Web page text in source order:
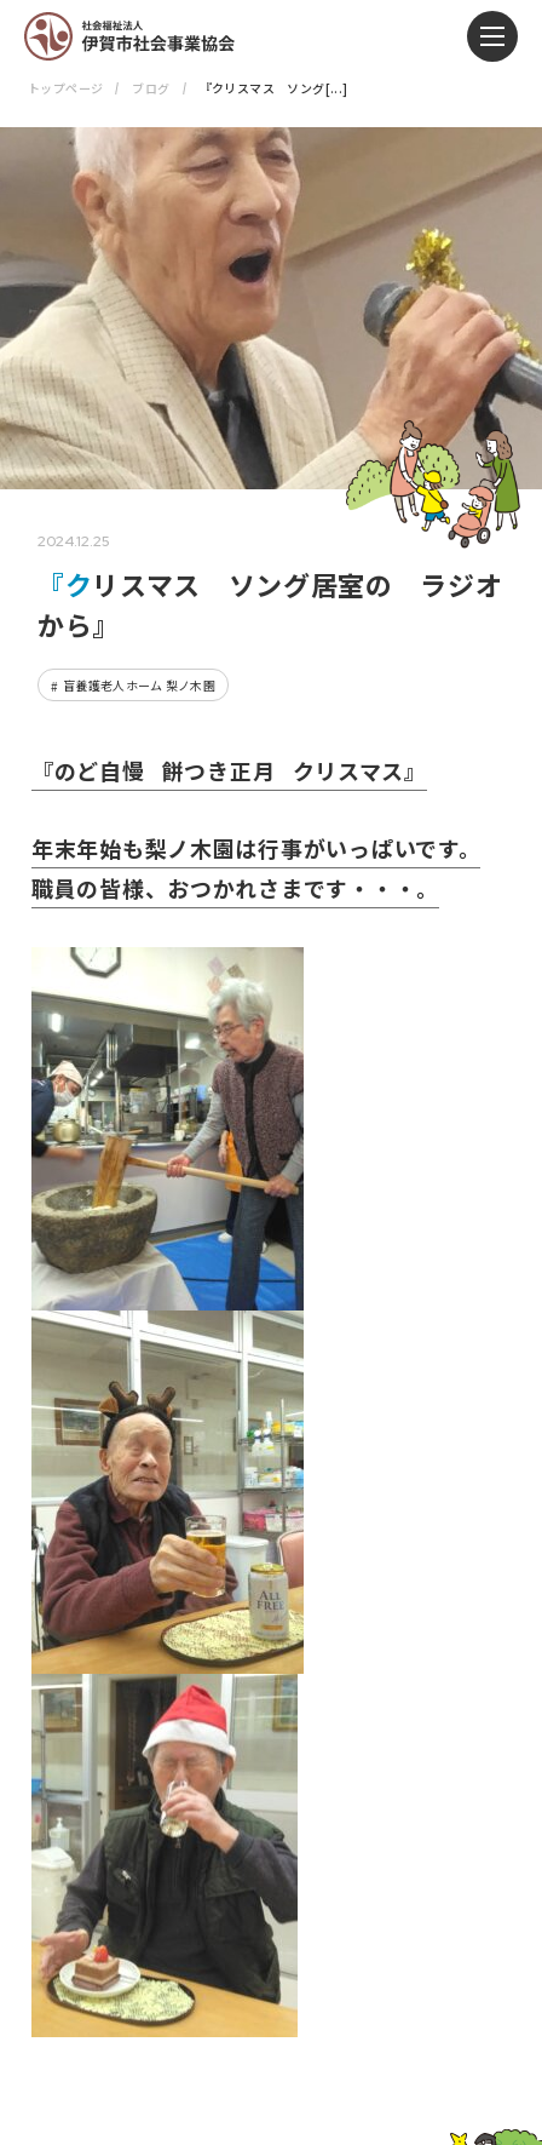
トップページ ブログ 『クリスマス ソング[...]
2024.12.25
『クリスマス ソング居室の ラジオ
から』
盲養護老人ホーム 梨ノ木園
『のど自慢 餅つき正月 クリスマス』
年末年始も梨ノ木園は行事がいっぱいです。
職員の皆様、おつかれさまです・・・。